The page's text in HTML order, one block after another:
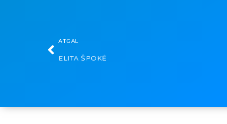
ATGAL
ELITA ŠPOKĖ